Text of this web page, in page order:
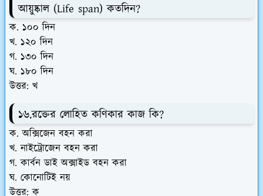
আয়ুষ্কাল (Life span) কতদিন?
ক. ১০০ দিন
খ. ১২০ দিন
গ. ১৩০ দিন
ঘ. ১৮০ দিন
উত্তর: খ
১৬.রক্তের লোহিত কণিকার কাজ কি?
ক. অক্সিজেন বহন করা
খ. নাইট্রোজেন বহন করা
গ. কার্বন ডাই অক্সাইড বহন করা
ঘ. কোনোটিই নয়
উত্তর: ক